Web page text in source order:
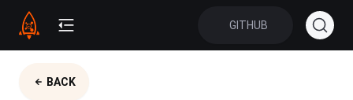
GITHUB
BACK